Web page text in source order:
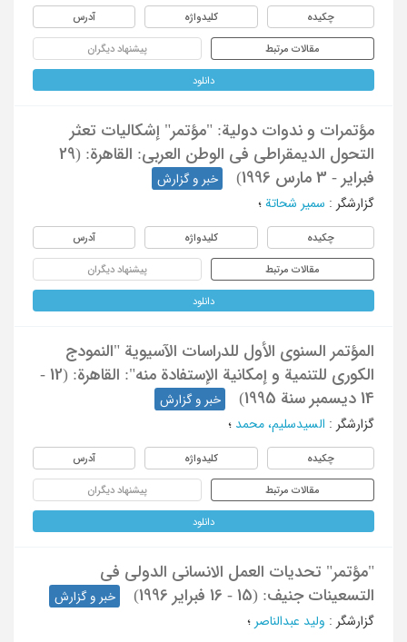
چکیده کلیدواژه آدرس
مقالات مرتبط پیشنهاد دیگران
دانلود
مؤتمرات و ندوات دولیة: "مؤتمر" إشکالیات تعثر
التحول الدیمقراطی فی الوطن العربی: القاهرة: (29
فبرایر - 3 مارس 1996)
خبر و گزارش
گزارشگر : سمیر شحاتة ؛
چکیده کلیدواژه آدرس
مقالات مرتبط پیشنهاد دیگران
دانلود
المؤتمر السنوی الأول للدراسات الآسیویة "النمودج
الکوری للتنمیة و إمکانیة الإستفادة منه": القاهرة: (12 -
14 دیسمبر سنة 1995)
خبر و گزارش
گزارشگر : السیدسلیم، محمد ؛
چکیده کلیدواژه آدرس
مقالات مرتبط پیشنهاد دیگران
دانلود
"مؤتمر" تحدیات العمل الانسانی الدولی فی
التسعینات جنیف: (15 - 16 فبرایر 1996)
خبر و گزارش
گزارشگر : ولید عبدالناصر ؛